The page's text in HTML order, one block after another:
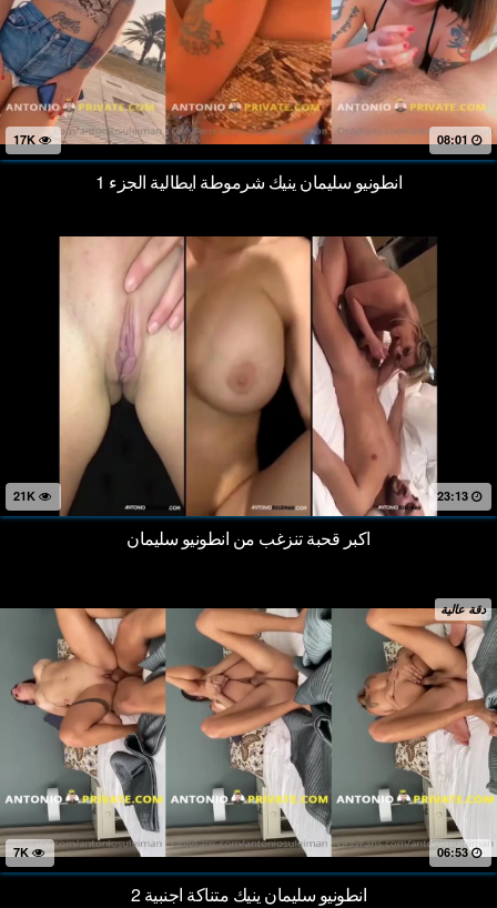
انطونيو سليمان ينيك شرموطة ايطالية الجزء 1
23:13
اكبر قحبة تنزغب من انطونيو سليمان
دقة عالية
7K 06:53
انطونيو سليمان ينيك متناكة اجنبية 2